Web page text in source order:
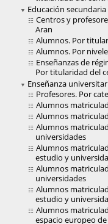
Educación secundaria
Centros y
Aran
Alumnos. Por
Alumnos. Por
Enseñanzas de
Por titularidad del
Enseñanza
Profesores. Por
Alumnos
Alumnos
Alumnos
universidades
Alumnos
estudio y
Alumnos
universidades
Alumnos
estudio y
Alumnos
espacio europeo